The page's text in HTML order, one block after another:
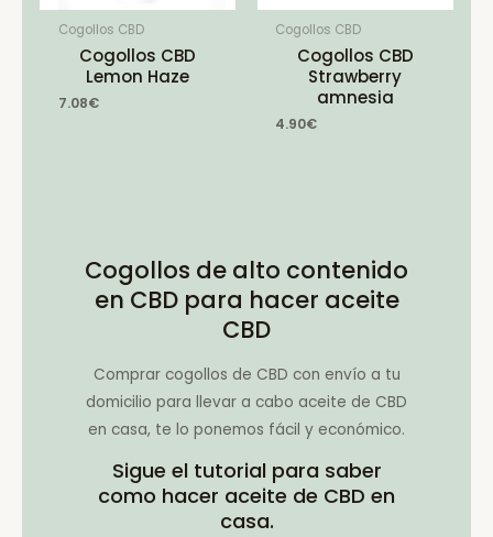
Cogollos CBD
Cogollos CBD
Lemon Haze
7.08€
Cogollos CBD
Cogollos CBD
Strawberry
amnesia
4.90€
Cogollos de alto contenido
en CBD para hacer aceite
CBD
Comprar cogollos de CBD con envío a tu
domicilio para llevar a cabo aceite de CBD
en casa, te lo ponemos fácil y económico.
Sigue el tutorial para saber
como hacer aceite de CBD en
casa.